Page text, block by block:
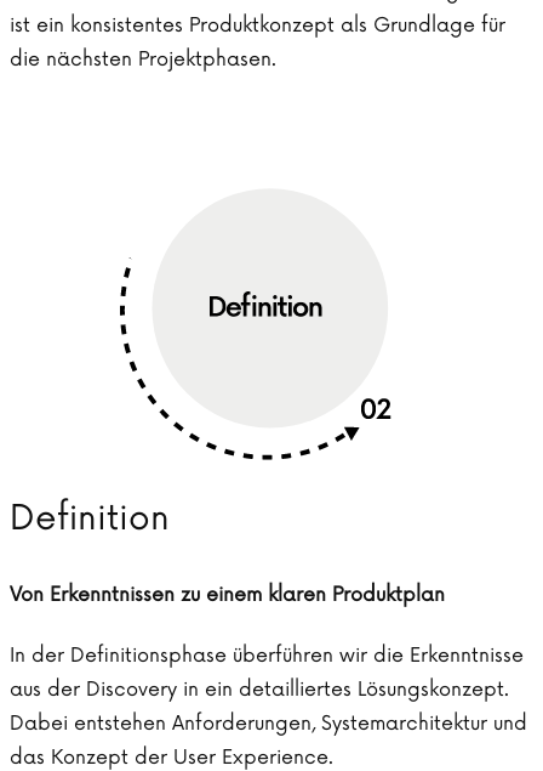
ist ein konsistentes Produktkonzept als Grundlage für
die nächsten Projektphasen.
Definition
Von Erkenntnissen zu einem klaren Produktplan
In der Definitionsphase überführen wir die Erkenntnisse
aus der Discovery in ein detailliertes Lösungskonzept.
Dabei entstehen Anforderungen, Systemarchitektur und
das Konzept der User Experience.